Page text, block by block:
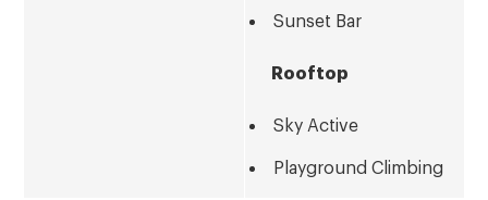
Sunset Bar
Rooftop
Sky Active
Playground Climbing